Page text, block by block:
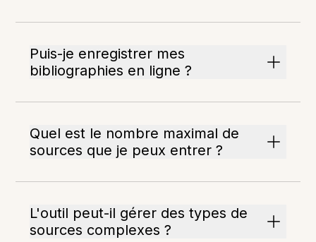
Puis-je enregistrer mes
bibliographies en ligne ?
Quel est le nombre maximal de
sources que je peux entrer ?
L'outil peut-il gérer des types de
sources complexes ?